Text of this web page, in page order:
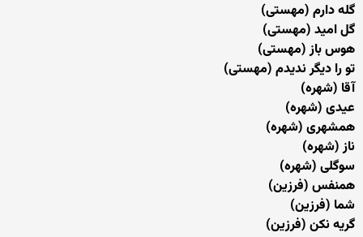
گله دارم (مهستی)
گل امید (مهستی)
هوس باز (مهستی)
تو را دیگر ندیدم (مهستی)
آقا (شهره)
عیدی (شهره)
همشهری (شهره)
ناز (شهره)
سوگلی (شهره)
همنفس (فرزین)
شما (فرزین)
گریه نکن (فرزین)